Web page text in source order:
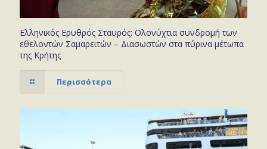
Ελληνικός Ερυθρός Σταυρός: Ολονύχτια συνδρομή των
εθελοντών Σαμαρειτών – Διασωστών στα πύρινα μέτωπα
της Κρήτης
Περισσότερα